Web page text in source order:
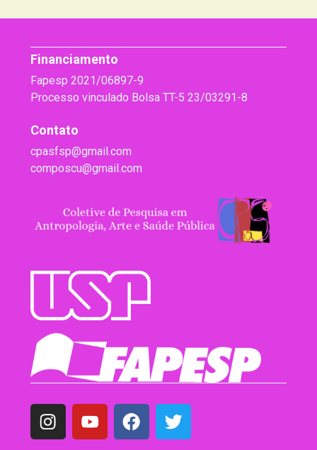
Financiamento
Fapesp 2021/06897-9
Processo vinculado Bolsa TT-5 23/03291-8
Contato
cpasfsp@gmail.com
composcu@gmail.com